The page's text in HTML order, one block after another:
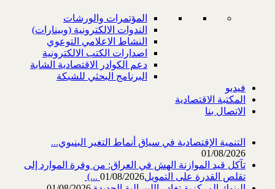
المؤتمرات والورشات
الندوات الالكترونية (وبينارات)
النشاط الاعلامي التوعوي
اصدارات الكتب الالكترونية
دعم الكوادر الاقتصادية الشابة
البرنامج البحثي للشبكة
فيديو
المكتبة الاقتصادية
الاتصال بنا
التنمية الإقتصادية في سياق أنماط التغير البنيوي...
01/08/2026
تآكل قيد الموازنة الهش في العراق: من وفرة الموارد إلى
تقلص القدرة على التمويل‎ (...01/08/2026